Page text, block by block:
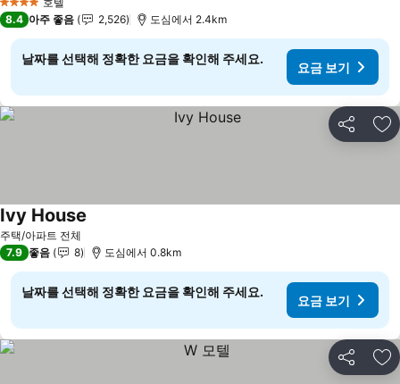
4 성급
8.4 아주 좋음 2,526 도심에서 2.4km
날짜를 선택해 정확한 요금을 확인해 주세요.
요금 보기
공유 즐
주택/아파트 전체
Ivy House
7.9 좋음 8 도심에서 0.8km
날짜를 선택해 정확한 요금을 확인해 주세요.
요금 보기
공유 즐